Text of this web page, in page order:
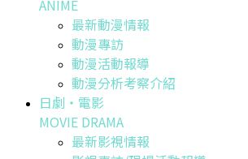
ANIME
最新動漫情報
動漫專訪
動漫活動報導
動漫分析考察介紹
日劇・電影
MOVIE DRAMA
最新影視情報